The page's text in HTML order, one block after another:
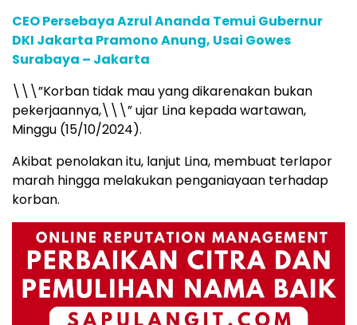
CEO Persebaya Azrul Ananda Temui Gubernur
DKI Jakarta Pramono Anung, Usai Gowes
Surabaya – Jakarta
\\\”Korban tidak mau yang dikarenakan bukan
pekerjaannya,\\\” ujar Lina kepada wartawan,
Minggu (15/10/2024).
Akibat penolakan itu, lanjut Lina, membuat terlapor
marah hingga melakukan penganiayaan terhadap
korban.